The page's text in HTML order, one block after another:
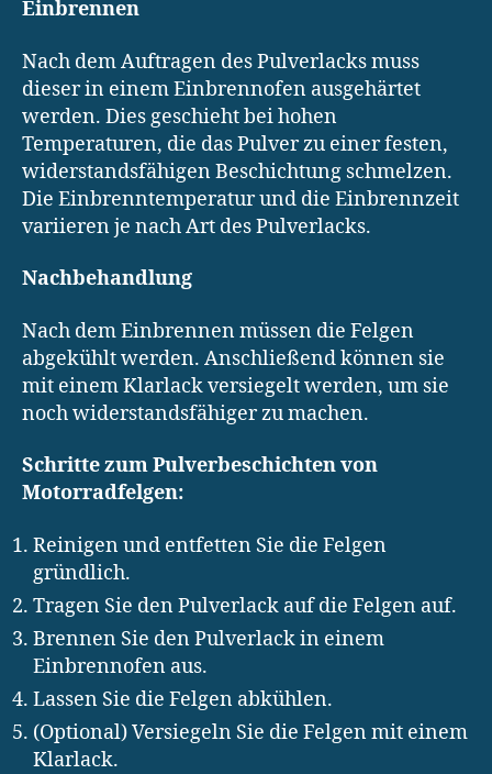
Einbrennen
Nach dem Auftragen des Pulverlacks muss
dieser in einem Einbrennofen ausgehärtet
werden. Dies geschieht bei hohen
Temperaturen, die das Pulver zu einer festen,
widerstandsfähigen Beschichtung schmelzen.
Die Einbrenntemperatur und die Einbrennzeit
variieren je nach Art des Pulverlacks.
Nachbehandlung
Nach dem Einbrennen müssen die Felgen
abgekühlt werden. Anschließend können sie
mit einem Klarlack versiegelt werden, um sie
noch widerstandsfähiger zu machen.
Schritte zum Pulverbeschichten von
Motorradfelgen:
Reinigen und entfetten Sie die Felgen
gründlich.
Tragen Sie den Pulverlack auf die Felgen auf.
Brennen Sie den Pulverlack in einem
Einbrennofen aus.
Lassen Sie die Felgen abkühlen.
(Optional) Versiegeln Sie die Felgen mit einem
Klarlack.